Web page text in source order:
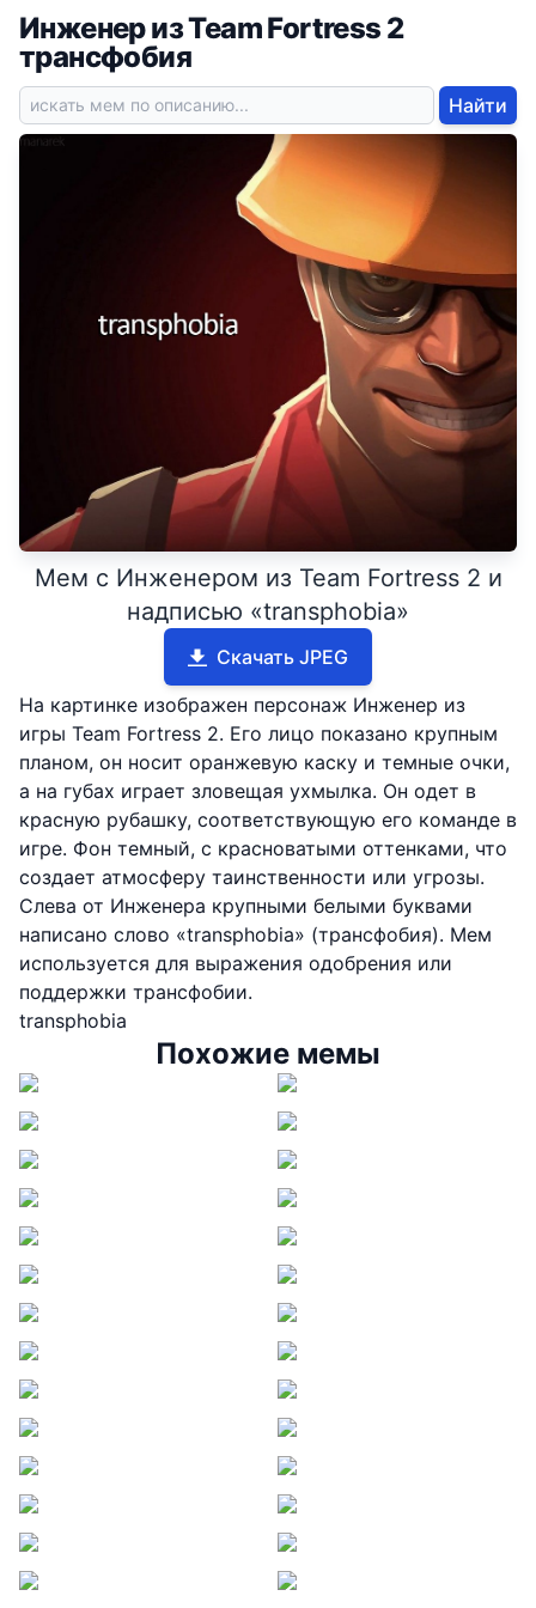
Инженер из Team Fortress 2
трансфобия
Найти
Мем с Инженером из Team Fortress 2 и
надписью «transphobia»
Скачать JPEG
На картинке изображен персонаж Инженер из
игры Team Fortress 2. Его лицо показано крупным
планом, он носит оранжевую каску и темные очки,
а на губах играет зловещая ухмылка. Он одет в
красную рубашку, соответствующую его команде в
игре. Фон темный, с красноватыми оттенками, что
создает атмосферу таинственности или угрозы.
Слева от Инженера крупными белыми буквами
написано слово «transphobia» (трансфобия). Мем
используется для выражения одобрения или
поддержки трансфобии.
transphobia
Похожие мемы